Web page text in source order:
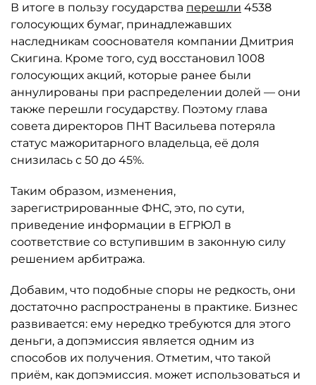
В итоге в пользу государства перешли 4538
голосующих бумаг, принадлежавших
наследникам сооснователя компании Дмитрия
Скигина. Кроме того, суд восстановил 1008
голосующих акций, которые ранее были
аннулированы при распределении долей — они
также перешли государству. Поэтому глава
совета директоров ПНТ Васильева потеряла
статус мажоритарного владельца, её доля
снизилась с 50 до 45%.
Таким образом, изменения,
зарегистрированные ФНС, это, по сути,
приведение информации в ЕГРЮЛ в
соответствие со вступившим в законную силу
решением арбитража.
Добавим, что подобные споры не редкость, они
достаточно распространены в практике. Бизнес
развивается: ему нередко требуются для этого
деньги, а допэмиссия является одним из
способов их получения. Отметим, что такой
приём, как допэмиссия. может использоваться и